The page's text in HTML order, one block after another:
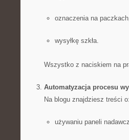
oznaczenia na
wysyłkę szkła.
Wszystko z naciskiem na
Automatyzacja procesu
Na blogu znajdziesz treści o:
używaniu paneli